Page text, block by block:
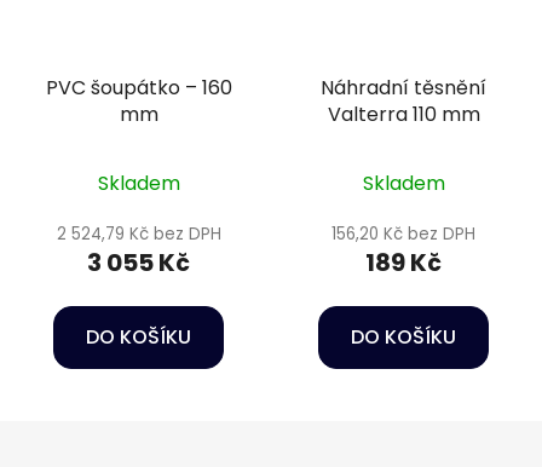
PVC šoupátko – 160
mm
Skladem
2 524,79 Kč bez DPH
3 055 Kč
DO KOŠÍKU
Náhradní těsnění
Valterra 110 mm
Skladem
156,20 Kč bez DPH
189 Kč
DO KOŠÍKU